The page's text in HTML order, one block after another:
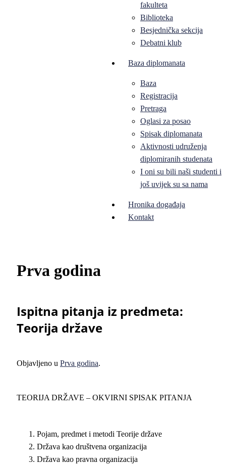
fakulteta
Biblioteka
Besjednička sekcija
Debatni klub
Baza diplomanata
Baza
Registracija
Pretraga
Oglasi za posao
Spisak diplomanata
Aktivnosti udruženja
diplomiranih studenata
I oni su bili naši studenti i
još uvijek su sa nama
Hronika događaja
Kontakt
Prva godina
Ispitna pitanja iz predmeta:
Teorija države
Objavljeno u Prva godina.
TEORIJA DRŽAVE – OKVIRNI SPISAK PITANJA
Pojam, predmet i metodi Teorije države
Država kao društvena organizacija
Država kao pravna organizacija